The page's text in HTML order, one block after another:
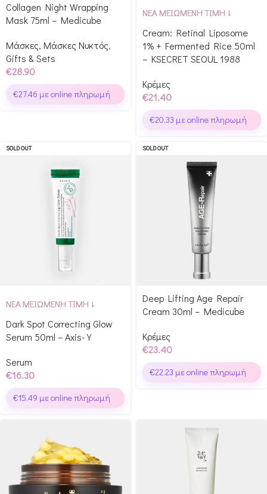
Collagen Night Wrapping
Mask 75ml – Medicube
Μάσκες, Μάσκες Νυκτός,
Gifts & Sets
€28.90
€27.46 με online πληρωμή
ΝΕΑ ΜΕΙΩΜΕΝΗ ΤΙΜΗ ↓
Cream: Retinal Liposome
1% + Fermented Rice 50ml
– KSECRET SEOUL 1988
Κρέμες
€21.40
€20.33 με online πληρωμή
SOLD OUT
ΝΕΑ ΜΕΙΩΜΕΝΗ ΤΙΜΗ ↓
Dark Spot Correcting Glow
Serum 50ml – Axis-Y
Serum
€16.30
€15.49 με online πληρωμή
SOLD OUT
Deep Lifting Age Repair
Cream 30ml – Medicube
Κρέμες
€23.40
€22.23 με online πληρωμή